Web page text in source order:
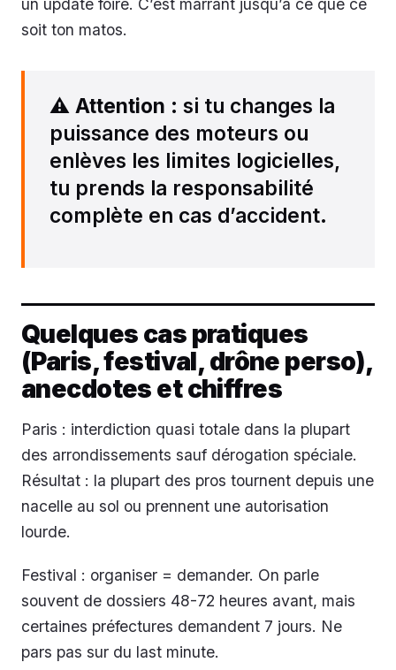
un update foiré. C’est marrant jusqu’à ce que ce
soit ton matos.
⚠️ Attention : si tu changes la
puissance des moteurs ou
enlèves les limites logicielles,
tu prends la responsabilité
complète en cas d’accident.
Quelques cas pratiques
(Paris, festival, drône perso),
anecdotes et chiffres
Paris : interdiction quasi totale dans la plupart
des arrondissements sauf dérogation spéciale.
Résultat : la plupart des pros tournent depuis une
nacelle au sol ou prennent une autorisation
lourde.
Festival : organiser = demander. On parle
souvent de dossiers 48-72 heures avant, mais
certaines préfectures demandent 7 jours. Ne
pars pas sur du last minute.